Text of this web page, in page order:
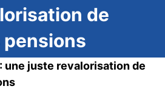
LES UNES
#ACTUALITÉS
LA FSU 66
de
une juste revalorisation de